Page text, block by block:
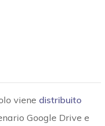
viene distribuito
Google Drive e